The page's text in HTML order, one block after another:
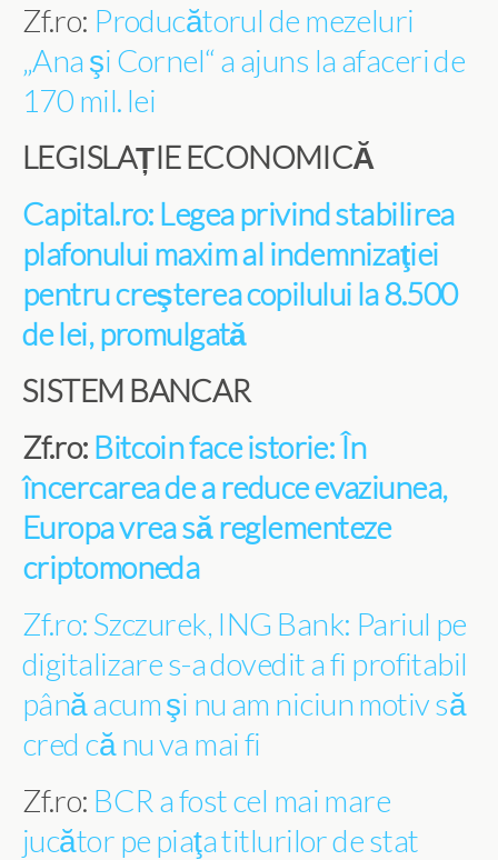
Zf.ro: Producătorul de mezeluri
„Ana şi Cornel“ a ajuns la afaceri de
170 mil. lei
LEGISLAȚIE ECONOMICĂ
Capital.ro: Legea privind stabilirea
plafonului maxim al indemnizaţiei
pentru creşterea copilului la 8.500
de lei, promulgată
SISTEM BANCAR
Zf.ro: Bitcoin face istorie: În
încercarea de a reduce evaziunea,
Europa vrea să reglementeze
criptomoneda
Zf.ro: Szczurek, ING Bank: Pariul pe
digitalizare s-a dovedit a fi profitabil
până acum şi nu am niciun motiv să
cred că nu va mai fi
Zf.ro: BCR a fost cel mai mare
jucător pe piaţa titlurilor de stat